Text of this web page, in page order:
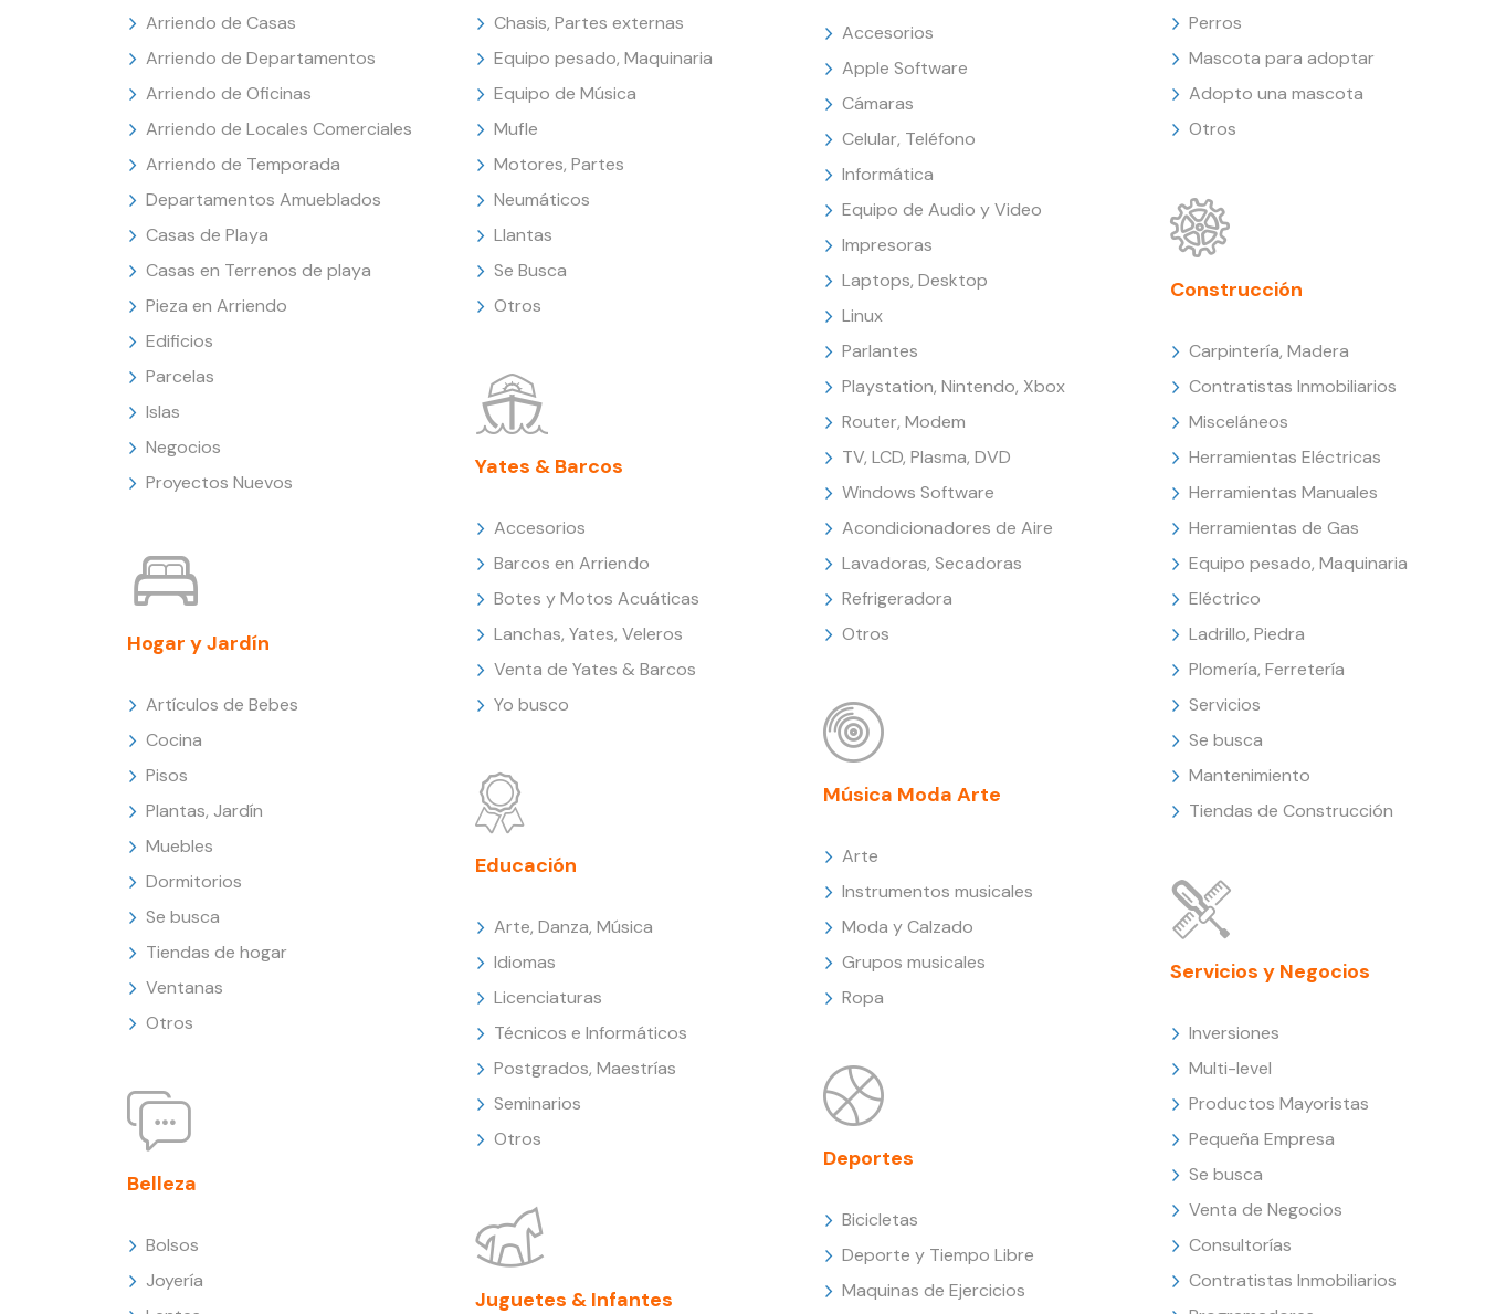
Arriendo de Casas
Arriendo de Departamentos
Arriendo de Oficinas
Arriendo de Locales Comerciales
Arriendo de Temporada
Departamentos Amueblados
Casas de Playa
Casas en Terrenos de playa
Pieza en Arriendo
Edificios
Parcelas
Islas
Negocios
Proyectos Nuevos
Hogar y Jardín
Artículos de Bebes
Cocina
Pisos
Plantas, Jardín
Muebles
Dormitorios
Se busca
Tiendas de hogar
Ventanas
Otros
Belleza
Bolsos
Joyería
Chasis, Partes externas
Equipo pesado, Maquinaria
Equipo de Música
Mufle
Motores, Partes
Neumáticos
Llantas
Se Busca
Otros
Yates & Barcos
Accesorios
Barcos en Arriendo
Botes y Motos Acuáticas
Lanchas, Yates, Veleros
Venta de Yates & Barcos
Yo busco
Educación
Arte, Danza, Música
Idiomas
Licenciaturas
Técnicos e Informáticos
Postgrados, Maestrías
Seminarios
Otros
Juguetes & Infantes
Accesorios
Apple Software
Cámaras
Celular, Teléfono
Informática
Equipo de Audio y Video
Impresoras
Laptops, Desktop
Linux
Parlantes
Playstation, Nintendo, Xbox
Router, Modem
TV, LCD, Plasma, DVD
Windows Software
Acondicionadores de Aire
Lavadoras, Secadoras
Refrigeradora
Otros
Música Moda Arte
Arte
Instrumentos musicales
Moda y Calzado
Grupos musicales
Ropa
Deportes
Bicicletas
Deporte y Tiempo Libre
Maquinas de Ejercicios
Perros
Mascota para adoptar
Adopto una mascota
Otros
Construcción
Carpintería, Madera
Contratistas Inmobiliarios
Misceláneos
Herramientas Eléctricas
Herramientas Manuales
Herramientas de Gas
Equipo pesado, Maquinaria
Eléctrico
Ladrillo, Piedra
Plomería, Ferretería
Servicios
Se busca
Mantenimiento
Tiendas de Construcción
Servicios y Negocios
Inversiones
Multi-level
Productos Mayoristas
Pequeña Empresa
Se busca
Venta de Negocios
Consultorías
Contratistas Inmobiliarios